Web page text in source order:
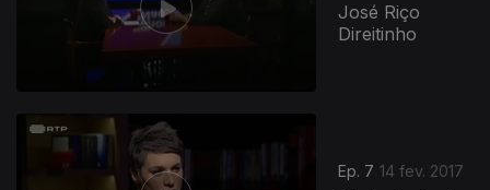
José Riço
Direitinho
Ep. 7 14 fev. 2017